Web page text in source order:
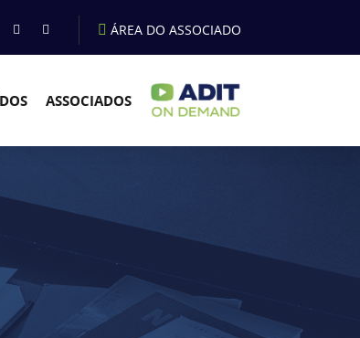
ÁREA DO ASSOCIADO
ASSOCIADOS